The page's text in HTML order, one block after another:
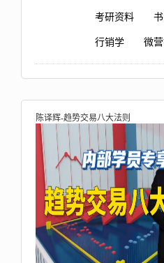
考研资料
行销学 微
陈译辉-趋势交易八大法则